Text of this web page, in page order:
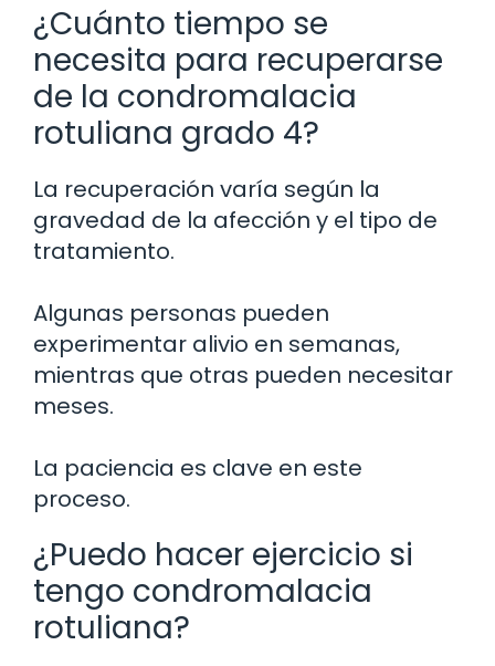
¿Cuánto tiempo se
necesita para recuperarse
de la condromalacia
rotuliana grado 4?
La recuperación varía según la
gravedad de la afección y el tipo de
tratamiento.
Algunas personas pueden
experimentar alivio en semanas,
mientras que otras pueden necesitar
meses.
La paciencia es clave en este
proceso.
¿Puedo hacer ejercicio si
tengo condromalacia
rotuliana?